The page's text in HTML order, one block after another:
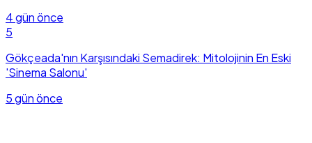
4 gün önce
5
Gökçeada'nın Karşısındaki Semadirek: Mitolojinin En Eski
'Sinema Salonu'
5 gün önce